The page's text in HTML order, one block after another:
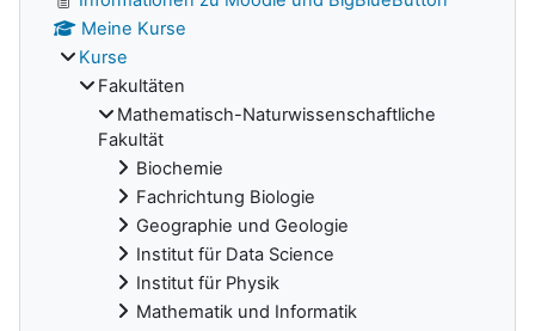
Meine Kurse
Kurse
Fakultäten
Mathematisch-Naturwissenschaftliche
Fakultät
Biochemie
Fachrichtung Biologie
Geographie und Geologie
Institut für Data Science
Institut für Physik
Mathematik und Informatik